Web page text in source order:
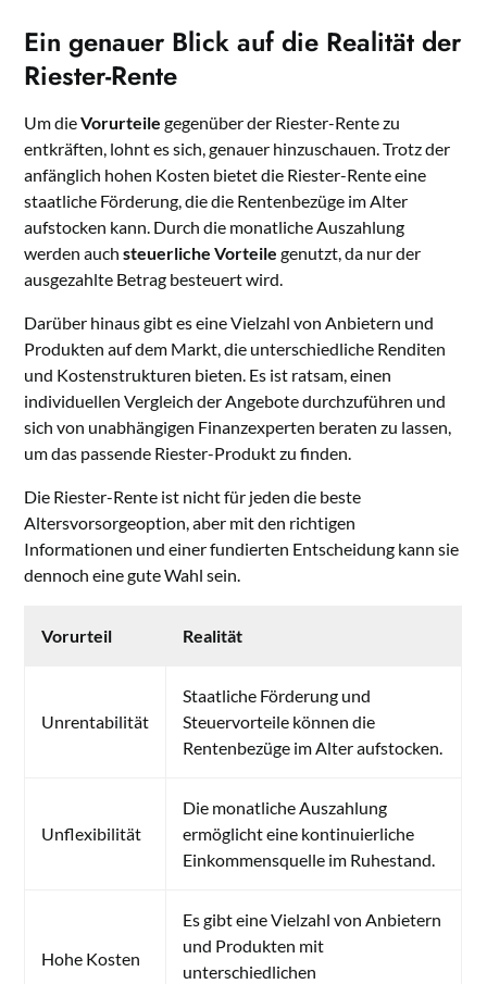
Ein genauer Blick auf die Realität der
Riester-Rente
Um dieVorurteile gegenüber der Riester-Rente zu
entkräften, lohnt es sich, genauer hinzuschauen. Trotz der
anfänglich hohen Kosten bietet die Riester-Rente eine
staatliche Förderung, die die Rentenbezüge im Alter
aufstocken kann. Durch die monatliche Auszahlung
werden auchsteuerliche Vorteile genutzt, da nur der
ausgezahlte Betrag besteuert wird.
Darüber hinaus gibt es eine Vielzahl von Anbietern und
Produkten auf dem Markt, die unterschiedliche Renditen
und Kostenstrukturen bieten. Es ist ratsam, einen
individuellen Vergleich der Angebote durchzuführen und
sich von unabhängigen Finanzexperten beraten zu lassen,
um das passende Riester-Produkt zu finden.
Die Riester-Rente ist nicht für jeden die beste
Altersvorsorgeoption, aber mit den richtigen
Informationen und einer fundierten Entscheidung kann sie
dennoch eine gute Wahl sein.
Vorurteil Realität
Unrentabilität
Staatliche Förderung und
Steuervorteile können die
Rentenbezüge im Alter aufstocken.
Unflexibilität
Die monatliche Auszahlung
ermöglicht eine kontinuierliche
Einkommensquelle im Ruhestand.
Hohe Kosten
Es gibt eine Vielzahl von Anbietern
und Produkten mit
unterschiedlichen